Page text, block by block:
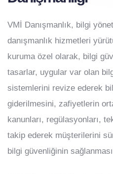
VMİ Danışmanlık, bilgi
danışmanlık hizmetleri
kuruma özel olarak, bilgi
tasarlar, uygular var olan
sistemlerini revize ederek
giderilmesini, zafiyetlerin
kanunları, regülasyonları,
takip ederek müşterilerini
bilgi güvenliğinin